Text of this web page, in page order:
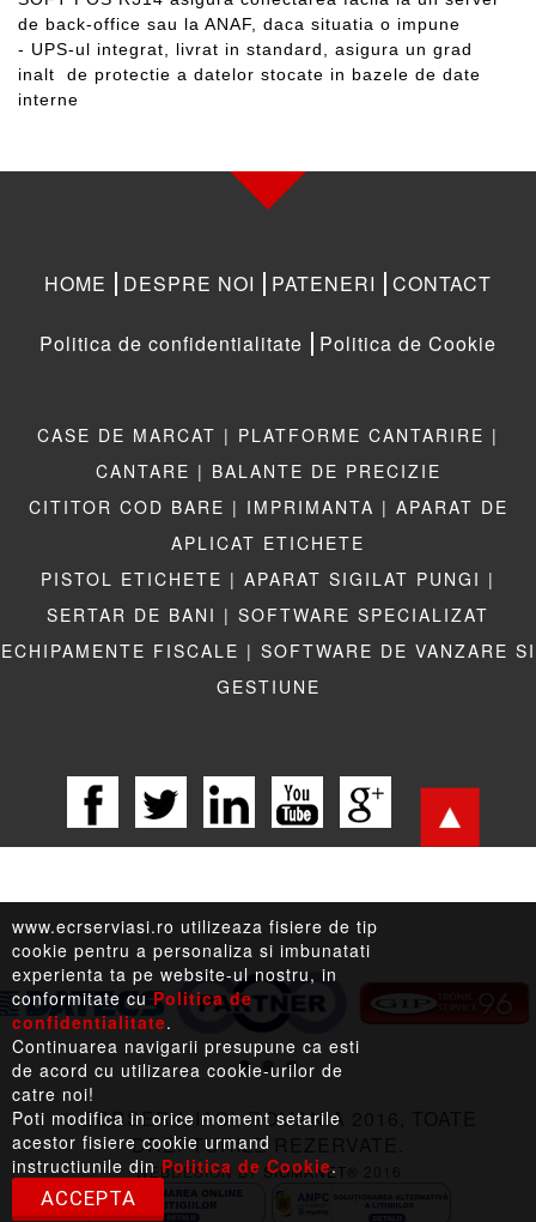
de back-office sau la ANAF, daca situatia o impune
- UPS-ul integrat, livrat in standard, asigura un grad
inalt de protectie a datelor stocate in bazele de date
interne
HOME DESPRE NOI PATENERI CONTACT
Politica de confidentialitate Politica de Cookie
CASE DE MARCAT | PLATFORME CANTARIRE |
CANTARE | BALANTE DE PRECIZIE
CITITOR COD BARE | IMPRIMANTA | APARAT DE
APLICAT ETICHETE
PISTOL ETICHETE | APARAT SIGILAT PUNGI |
SERTAR DE BANI | SOFTWARE SPECIALIZAT
ECHIPAMENTE FISCALE | SOFTWARE DE VANZARE SI
GESTIUNE
LEGISLATIE | TERMENI LEGALI | LINKURI UTILE
© ECRSERV, IASI, ROMANIA 2016, TOATE
DREPTURILE REZERVATE.
WEBDESIGN BY SIGMANET®
www.ecrserviasi.ro utilizeaza fisiere de tip
cookie pentru a personaliza si imbunatati
experienta ta pe website-ul nostru, in
conformitate cuPolitica de
confidentialitate.
Continuarea navigarii presupune ca esti
de acord cu utilizarea cookie-urilor de
catre noi!
Poti modifica in orice moment setarile
acestor fisiere cookie urmand
instructiunile din Politica de Cookie.
ACCEPTA